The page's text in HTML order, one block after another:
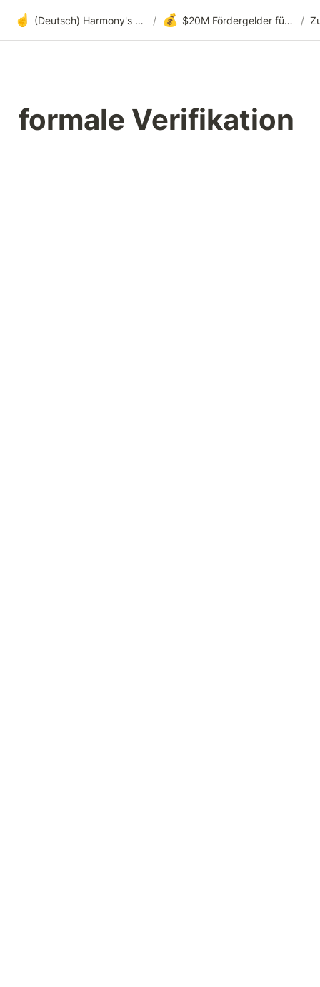
☝️ (Deutsch) Harmony's offene Entwicklung / 💰 $20M Fördergelder für Wallets /
formale Verifikation